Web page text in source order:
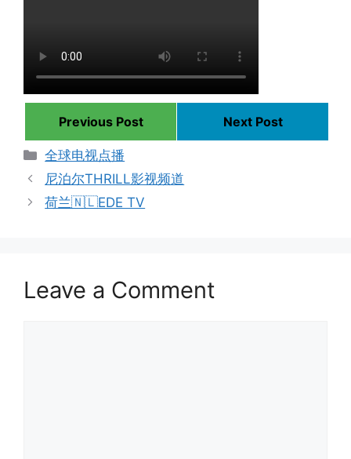
Previous Post
Next Post
Categories
全球电视点播
尼泊尔THRILL影视频道
荷兰🇳🇱EDE TV
Leave a Comment